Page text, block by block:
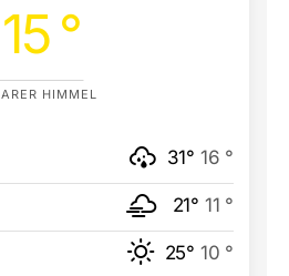
15 °
HIMMEL
31° 16 °
21° 11 °
25° 10 °